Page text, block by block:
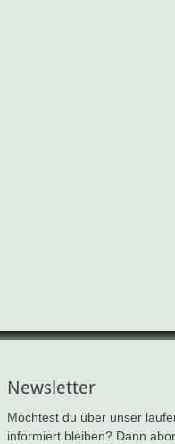
Newsletter
Möchtest du über unser
informiert bleiben? Dann